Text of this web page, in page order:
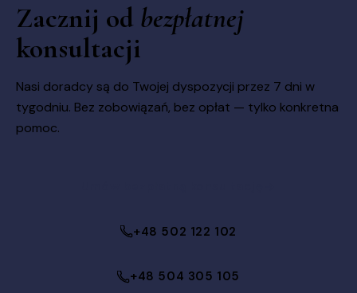
Zacznij od bezpłatnej
konsultacji
Nasi doradcy są do Twojej dyspozycji przez 7 dni w
tygodniu. Bez zobowiązań, bez opłat — tylko konkretna
pomoc.
+48 502 122 102
+48 504 305 105